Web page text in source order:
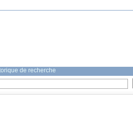
de recherche